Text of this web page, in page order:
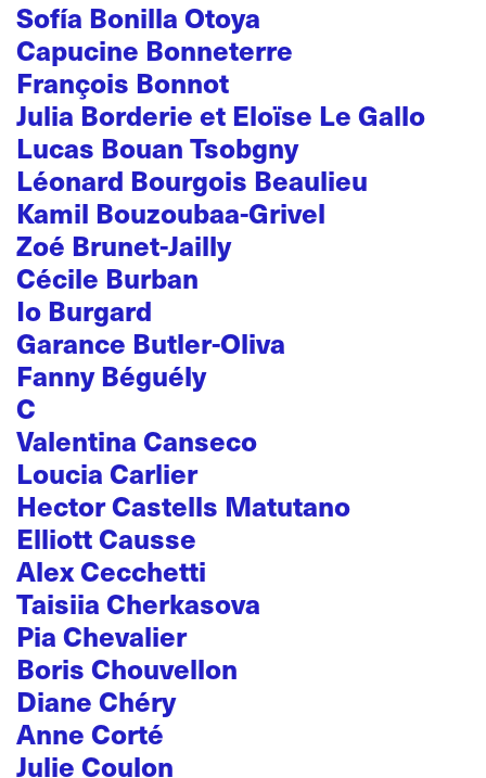
Sofía Bonilla Otoya
Capucine Bonneterre
François Bonnot
Julia Borderie et Eloïse Le Gallo
Lucas Bouan Tsobgny
Léonard Bourgois Beaulieu
Kamil Bouzoubaa-Grivel
Zoé Brunet-Jailly
Cécile Burban
Io Burgard
Garance Butler-Oliva
Fanny Béguély
C
Valentina Canseco
Loucia Carlier
Hector Castells Matutano
Elliott Causse
Alex Cecchetti
Taisiia Cherkasova
Pia Chevalier
Boris Chouvellon
Diane Chéry
Anne Corté
Julie Coulon